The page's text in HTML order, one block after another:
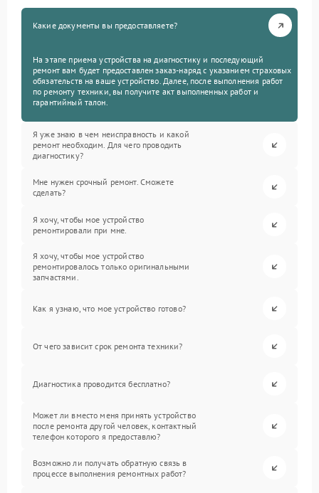
Какие документы вы предоставляете?
На этапе приема устройства на диагностику и последующий
ремонт вам будет предоставлен заказ-наряд с указанием страховых
обязательств на ваше устройство. Далее, после выполнения работ
по ремонту техники, вы получите акт выполненных работ и
гарантийный талон.
Я уже знаю в чем неисправность и какой
ремонт необходим. Для чего проводить
диагностику?
Мне нужен срочный ремонт. Сможете
сделать?
Я хочу, чтобы мое устройство
ремонтировали при мне.
Я хочу, чтобы мое устройство
ремонтировалось только оригинальными
запчастями.
Как я узнаю, что мое устройство готово?
От чего зависит срок ремонта техники?
Диагностика проводится бесплатно?
Может ли вместо меня принять устройство
после ремонта другой человек, контактный
телефон которого я предоставлю?
Возможно ли получать обратную связь в
процессе выполнения ремонтных работ?